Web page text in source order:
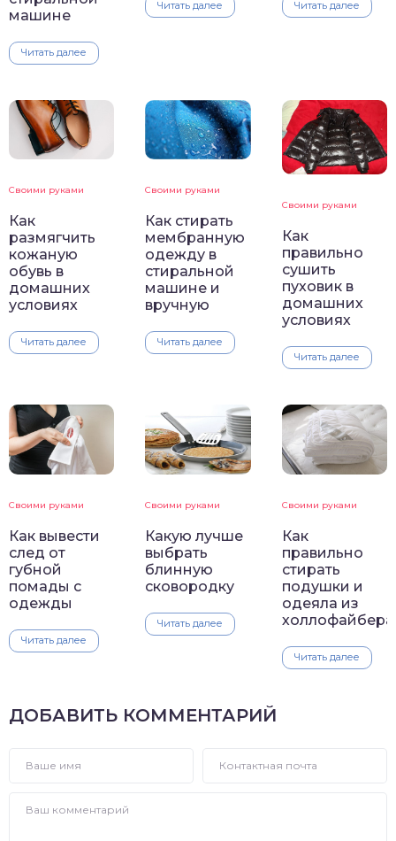
машине
Читать далее
Читать далее Читать далее
Своими руками
Как
размягчить
кожаную
обувь в
домашних
условиях
Читать далее
Своими руками
Как стирать
мембранную
одежду в
стиральной
машине и
вручную
Читать далее
Своими руками
Как
правильно
сушить
пуховик в
домашних
условиях
Читать далее
Своими руками
Как вывести
след от
губной
помады с
одежды
Читать далее
Своими руками
Какую лучше
выбрать
блинную
сковородку
Читать далее
Своими руками
Как
правильно
стирать
подушки и
одеяла из
холлофайбера
Читать далее
ДОБАВИТЬ КОММЕНТАРИЙ